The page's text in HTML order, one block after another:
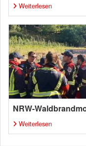
Weiterlesen
NRW-
Weiterlesen